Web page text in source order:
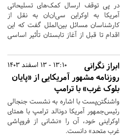
در پی توقف ارسال کمک‌های تسلیحاتی
آمریکا به اوکراین سی‌ان‌ان به نقل از
کارشناسان مسائل بین‌الملل گفت که این
اقدام تا قبل از آغاز تابستان تأثیر اساسی
13:10 - 13 اسفند 1403
ابراز نگرانی
روزنامه مشهور آمریکایی از «پایان
بلوک غرب» با ترامپ
واشنگتن‌پست با اشاره به نشست جنجالی
رئیس‌جمهور آمریکا دونالد ترامپ با همتای
اوکراینی خود، آن را «نشانی از فروپاشی
غرب متحد» دانست.